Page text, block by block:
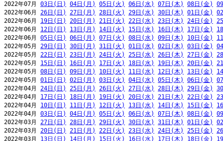
2022年07月 03日(日) 04日(月) 05日(火) 06日(水) 07日(木) 08日(金)
2022年06月 26日(日) 27日(月) 28日(火) 29日(水) 30日(木) 01日(金)
2022年06月 19日(日) 20日(月) 21日(火) 22日(水) 23日(木) 24日(金)
2022年06月 12日(日) 13日(月) 14日(火) 15日(水) 16日(木) 17日(金)
2022年06月 05日(日) 06日(月) 07日(火) 08日(水) 09日(木) 10日(金)
2022年05月 29日(日) 30日(月) 31日(火) 01日(水) 02日(木) 03日(金)
2022年05月 22日(日) 23日(月) 24日(火) 25日(水) 26日(木) 27日(金)
2022年05月 15日(日) 16日(月) 17日(火) 18日(水) 19日(木) 20日(金)
2022年05月 08日(日) 09日(月) 10日(火) 11日(水) 12日(木) 13日(金)
2022年05月 01日(日) 02日(月) 03日(火) 04日(水) 05日(木) 06日(金)
2022年04月 24日(日) 25日(月) 26日(火) 27日(水) 28日(木) 29日(金)
2022年04月 17日(日) 18日(月) 19日(火) 20日(水) 21日(木) 22日(金)
2022年04月 10日(日) 11日(月) 12日(火) 13日(水) 14日(木) 15日(金)
2022年04月 03日(日) 04日(月) 05日(火) 06日(水) 07日(木) 08日(金)
2022年03月 27日(日) 28日(月) 29日(火) 30日(水) 31日(木) 01日(金)
2022年03月 20日(日) 21日(月) 22日(火) 23日(水) 24日(木) 25日(金)
2022年03月 13日(日) 14日(月) 15日(火) 16日(水) 17日(木) 18日(金)